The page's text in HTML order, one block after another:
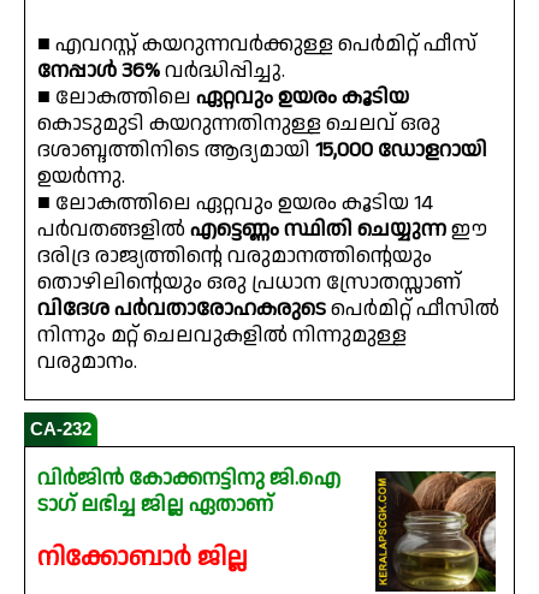
■ എവറസ്റ്റ് കയറുന്നവർക്കുള്ള പെർമിറ്റ് ഫീസ്
നേപ്പാൾ 36%വർദ്ധിപ്പിച്ചു.
■ ലോകത്തിലെ ഏറ്റവും ഉയരം കൂടിയ
കൊടുമുടി കയറുന്നതിനുള്ള ചെലവ് ഒരു
ദശാബ്ദത്തിനിടെ ആദ്യമായി 15,000 ഡോളറായി
ഉയർന്നു.
■ ലോകത്തിലെ ഏറ്റവും ഉയരം കൂടിയ 14
പർവതങ്ങളിൽ എട്ടെണ്ണം സ്ഥിതി ചെയ്യുന്നഈ
ദരിദ്ര രാജ്യത്തിന്റെ വരുമാനത്തിന്റെയും
തൊഴിലിന്റെയും ഒരു പ്രധാന സ്രോതസ്സാണ്
വിദേശ പർവതാരോഹകരുടെപെർമിറ്റ് ഫീസിൽ
നിന്നും മറ്റ് ചെലവുകളിൽ നിന്നുമുള്ള
വരുമാനം.
CA-232
വിർജിൻ കോക്കനട്ടിനു ജി.ഐ
ടാഗ് ലഭിച്ച ജില്ല ഏതാണ്
നിക്കോബാർ ജില്ല